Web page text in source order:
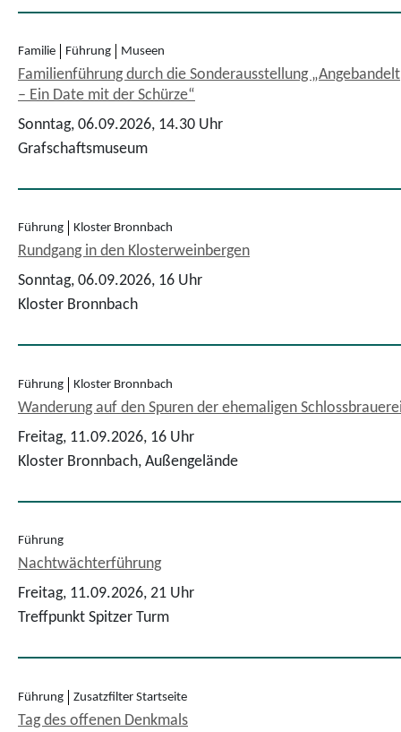
Familie Führung Museen
Familienführung durch die Sonderausstellung „Angebandelt
– Ein Date mit der Schürze“
Sonntag, 06.09.2026, 14.30 Uhr
Grafschaftsmuseum
Führung Kloster Bronnbach
Rundgang in den Klosterweinbergen
Sonntag, 06.09.2026, 16 Uhr
Kloster Bronnbach
Führung Kloster Bronnbach
Wanderung auf den Spuren der ehemaligen
Freitag, 11.09.2026, 16 Uhr
Kloster Bronnbach, Außengelände
Führung
Nachtwächterführung
Freitag, 11.09.2026, 21 Uhr
Treffpunkt Spitzer Turm
Führung Zusatzfilter Startseite
Tag des offenen Denkmals